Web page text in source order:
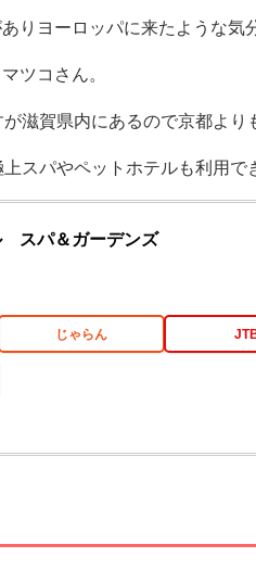
りヨーロッパに来たような気
ツコさん。
滋賀県内にあるので京都より
スパやペットホテルも利用で
スパ＆ガーデンズ
じゃらん